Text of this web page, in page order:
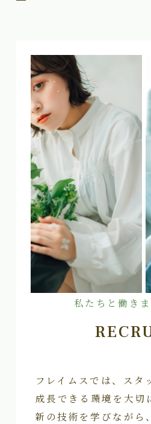
私たちと働き
フレイムスでは、スタ
成長できる環境を大切
新の技術を学びながら